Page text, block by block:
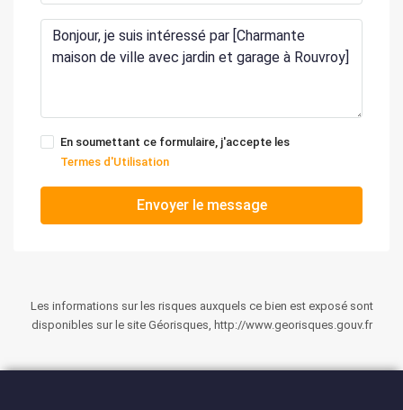
En soumettant ce formulaire, j'accepte les
Termes d'Utilisation
Envoyer le message
Les informations sur les risques auxquels ce bien est exposé sont
disponibles sur le site Géorisques, http://www.georisques.gouv.fr